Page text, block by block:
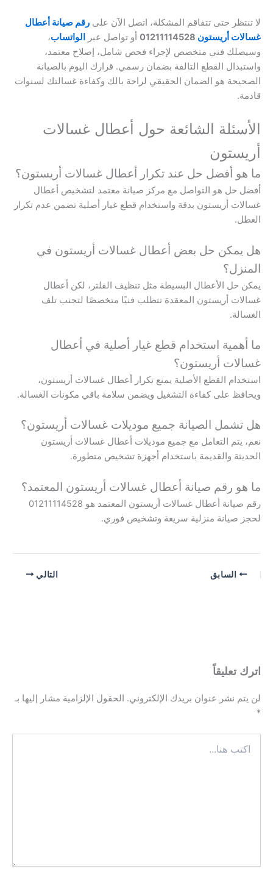
لا تنتظر حتى تتفاقم المشكلة، اتصل الآن على رقم صيانة أعطال
غسالات أريستون
أو تواصل عبر الواتساب،
وسيصلك فني متخصص لإجراء فحص شامل، إصلاح معتمد،
واستبدال القطع التالفة بضمان رسمي. قرارك اليوم بالصيانة
الصحيحة هو الضمان الحقيقي لراحة بالك وكفاءة غسالتك لسنوات
قادمة.
الأسئلة الشائعة حول أعطال غسالات
أريستون
ما هو أفضل حل عند تكرار أعطال غسالات أريستون؟
أفضل حل هو التواصل مع مركز صيانة معتمد لتشخيص أعطال
غسالات أريستون بدقة واستخدام قطع غيار أصلية تضمن عدم تكرار
العطل.
هل يمكن حل بعض أعطال غسالات أريستون في
المنزل؟
يمكن حل الأعطال البسيطة مثل تنظيف الفلتر، لكن أعطال
غسالات أريستون المعقدة تتطلب فنيًا متخصصًا لتجنب تلف
الغسالة.
ما أهمية استخدام قطع غيار أصلية في أعطال
غسالات أريستون؟
استخدام القطع الأصلية يمنع تكرار أعطال غسالات أريستون،
ويحافظ على كفاءة التشغيل ويضمن سلامة باقي مكونات الغسالة.
هل تشمل الصيانة جميع موديلات غسالات أريستون؟
نعم، يتم التعامل مع جميع موديلات أعطال غسالات أريستون
الحديثة والقديمة باستخدام أجهزة تشخيص متطورة.
ما هو رقم صيانة أعطال غسالات أريستون المعتمد؟
رقم صيانة أعطال غسالات أريستون المعتمد هو 01211114528
لحجز صيانة منزلية سريعة وتشخيص فوري.
السابق التالي
اترك تعليقاً
لن يتم نشر عنوان بريدك الإلكتروني. الحقول الإلزامية مشار إليها بـ
*
هنا...